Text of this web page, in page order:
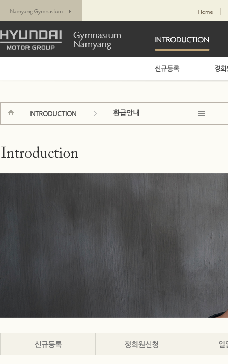
신규등록 정
INTRODUCTION 환급안내